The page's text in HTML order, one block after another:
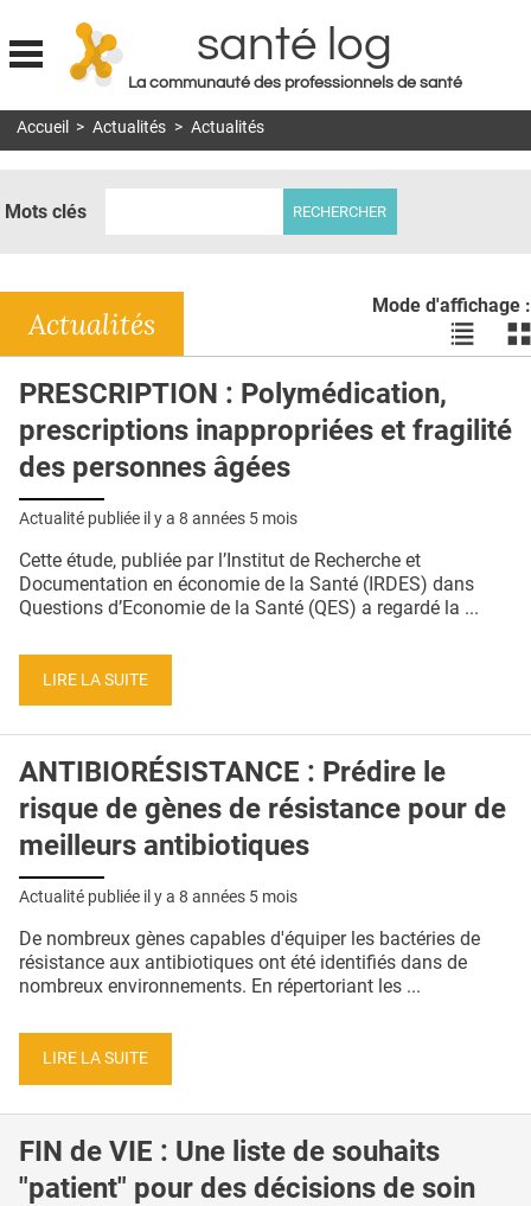
Jump to navigation
santé log
La communauté des professionnels de santé
MON COMPTE
DOSSIERS
RÉSEAUX
E-REVUE SAD
THÉMA
L'APP
PUBLICITÉ
CONTACT
Accueil > Actualités > Actualités
Mots clés
Mode d'affichage :
Voir
les
liste
les
Actualités
PRESCRIPTION : Polymédication,
prescriptions inappropriées et fragilité
des personnes âgées
Actualité publiée il y a 8 années 5 mois
Cette étude, publiée par l’Institut de Recherche et
Documentation en économie de la Santé (IRDES) dans
Questions d’Economie de la Santé (QES) a regardé la ...
LIRE LA SUITE
ANTIBIORÉSISTANCE : Prédire le
risque de gènes de résistance pour de
meilleurs antibiotiques
Actualité publiée il y a 8 années 5 mois
De nombreux gènes capables d'équiper les bactéries de
résistance aux antibiotiques ont été identifiés dans de
nombreux environnements. En répertoriant les ...
LIRE LA SUITE
FIN de VIE : Une liste de souhaits
"patient" pour des décisions de soin